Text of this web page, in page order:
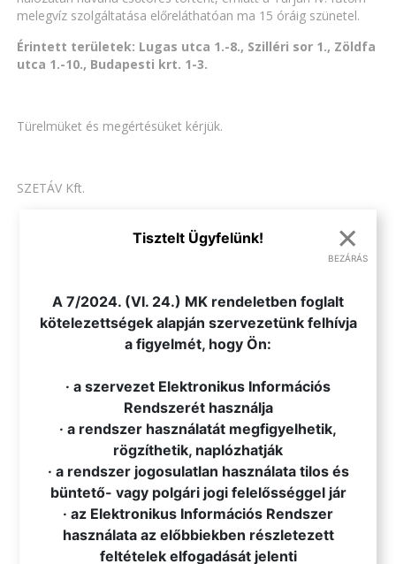
melegvíz szolgáltatása előreláthatóan ma 15 óráig szünetel.
Érintett területek: Lugas utca 1.-8., Szilléri sor 1., Zöldfa
utca 1.-10., Budapesti krt. 1-3.
Türelmüket és megértésüket kérjük.
SZETÁV Kft.
×
BEZÁRÁS
Tisztelt Ügyfelünk!
A 7/2024. (VI. 24.) MK rendeletben foglalt
kötelezettségek alapján szervezetünk felhívja
a figyelmét, hogy Ön:
· a szervezet Elektronikus Információs
Rendszerét használja
· a rendszer használatát megfigyelhetik,
rögzíthetik, naplózhatják
· a rendszer jogosulatlan használata tilos és
büntető- vagy polgári jogi felelősséggel jár
· az Elektronikus Információs Rendszer
használata az előbbiekben részletezett
feltételek elfogadását jelenti